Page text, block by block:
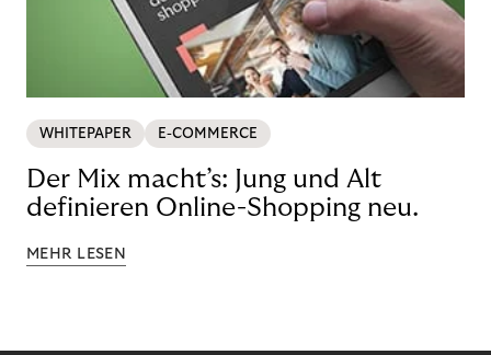
WHITEPAPER E-COMMERCE
Der Mix macht’s: Jung und Alt
definieren Online-Shopping neu.
MEHR LESEN